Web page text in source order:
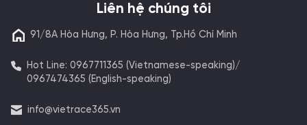
Liên hệ chúng tôi
91/8A Hòa Hưng, P. Hòa Hưng, Tp.Hồ Chí Minh
Hot Line: 0967711365 (Vietnamese-speaking)/
0967474365 (English-speaking)
info@vietrace365.vn